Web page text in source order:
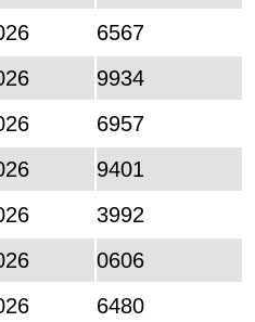
6567
9934
6957
9401
3992
0606
6480